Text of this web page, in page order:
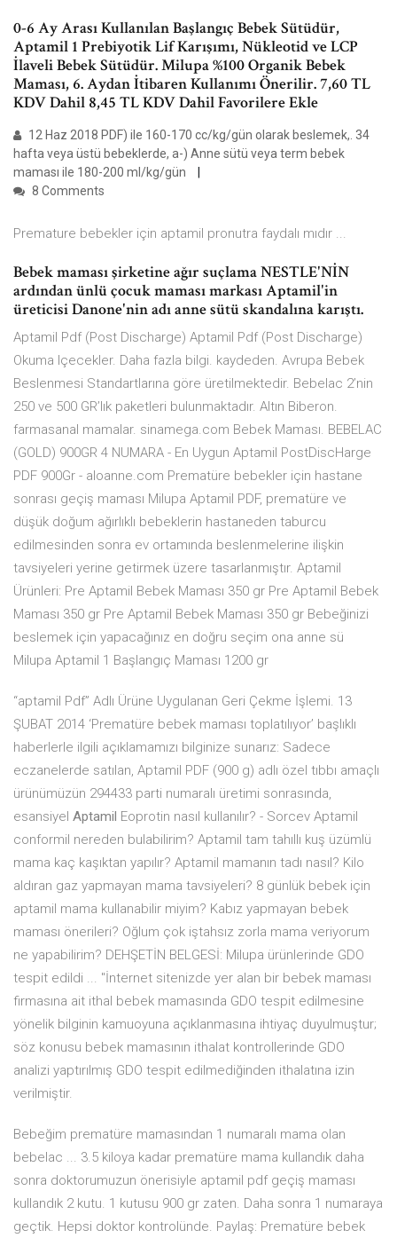
0-6 Ay Arası Kullanılan Başlangıç Bebek Sütüdür,
Aptamil 1 Prebiyotik Lif Karışımı, Nükleotid ve LCP
İlaveli Bebek Sütüdür. Milupa %100 Organik Bebek
Maması, 6. Aydan İtibaren Kullanımı Önerilir. 7,60 TL
KDV Dahil 8,45 TL KDV Dahil Favorilere Ekle
12 Haz 2018 PDF) ile 160-170 cc/kg/gün olarak beslemek,. 34
hafta veya üstü bebeklerde, a-) Anne sütü veya term bebek
maması ile 180-200 ml/kg/gün
8 Comments
Premature bebekler için aptamil pronutra faydalı mıdır ...
Bebek maması şirketine ağır suçlama NESTLE'NİN
ardından ünlü çocuk maması markası Aptamil'in
üreticisi Danone'nin adı anne sütü skandalına karıştı.
Aptamil Pdf (Post Discharge) Aptamil Pdf (Post Discharge)
Okuma Içecekler. Daha fazla bilgi. kaydeden. Avrupa Bebek
Beslenmesi Standartlarına göre üretilmektedir. Bebelac 2’nin
250 ve 500 GR’lık paketleri bulunmaktadır. Altın Biberon.
farmasanal mamalar. sinamega.com Bebek Maması. BEBELAC
(GOLD) 900GR 4 NUMARA - En Uygun Aptamil PostDiscHarge
PDF 900Gr - aloanne.com Prematüre bebekler için hastane
sonrası geçiş maması Milupa Aptamil PDF, prematüre ve
düşük doğum ağırlıklı bebeklerin hastaneden taburcu
edilmesinden sonra ev ortamında beslenmelerine ilişkin
tavsiyeleri yerine getirmek üzere tasarlanmıştır. Aptamil
Ürünleri: Pre Aptamil Bebek Maması 350 gr Pre Aptamil Bebek
Maması 350 gr Pre Aptamil Bebek Maması 350 gr Bebeğinizi
beslemek için yapacağınız en doğru seçim ona anne sü
Milupa Aptamil 1 Başlangıç Maması 1200 gr
“aptamil Pdf” Adlı Ürüne Uygulanan Geri Çekme İşlemi. 13
ŞUBAT 2014 ‘Prematüre bebek maması toplatılıyor’ başlıklı
haberlerle ilgili açıklamamızı bilginize sunarız: Sadece
eczanelerde satılan, Aptamil PDF (900 g) adlı özel tıbbı amaçlı
ürünümüzün 294433 parti numaralı üretimi sonrasında,
esansiyel Aptamil Eoprotin nasıl kullanılır? - Sorcev Aptamil
conformil nereden bulabilirim? Aptamil tam tahıllı kuş üzümlü
mama kaç kaşıktan yapılır? Aptamil mamanın tadı nasıl? Kilo
aldıran gaz yapmayan mama tavsiyeleri? 8 günlük bebek için
aptamil mama kullanabilir miyim? Kabız yapmayan bebek
maması önerileri? Oğlum çok iştahsız zorla mama veriyorum
ne yapabilirim? DEHŞETİN BELGESİ: Milupa ürünlerinde GDO
tespit edildi ... "İnternet sitenizde yer alan bir bebek maması
firmasına ait ithal bebek mamasında GDO tespit edilmesine
yönelik bilginin kamuoyuna açıklanmasına ihtiyaç duyulmuştur;
söz konusu bebek mamasının ithalat kontrollerinde GDO
analizi yaptırılmış GDO tespit edilmediğinden ithalatına izin
verilmiştir.
Bebeğim prematüre mamasından 1 numaralı mama olan
bebelac ... 3.5 kiloya kadar prematüre mama kullandık daha
sonra doktorumuzun önerisiyle aptamil pdf geçiş maması
kullandık 2 kutu. 1 kutusu 900 gr zaten. Daha sonra 1 numaraya
geçtik. Hepsi doktor kontrolünde. Paylaş: Prematüre bebek